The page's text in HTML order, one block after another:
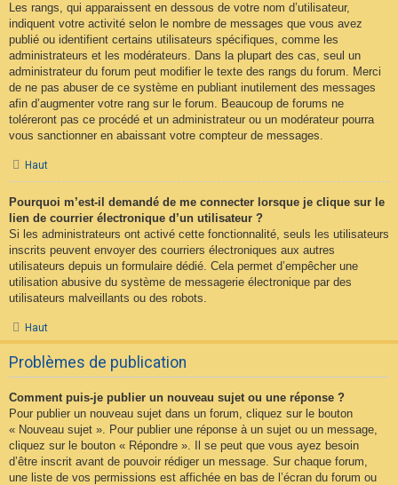
Les rangs, qui apparaissent en dessous de votre nom d’utilisateur,
indiquent votre activité selon le nombre de messages que vous avez
publié ou identifient certains utilisateurs spécifiques, comme les
administrateurs et les modérateurs. Dans la plupart des cas, seul un
administrateur du forum peut modifier le texte des rangs du forum. Merci
de ne pas abuser de ce système en publiant inutilement des messages
afin d’augmenter votre rang sur le forum. Beaucoup de forums ne
toléreront pas ce procédé et un administrateur ou un modérateur pourra
vous sanctionner en abaissant votre compteur de messages.
Haut
Pourquoi m’est-il demandé de me connecter lorsque je clique sur le
lien de courrier électronique d’un utilisateur ?
Si les administrateurs ont activé cette fonctionnalité, seuls les utilisateurs
inscrits peuvent envoyer des courriers électroniques aux autres
utilisateurs depuis un formulaire dédié. Cela permet d’empêcher une
utilisation abusive du système de messagerie électronique par des
utilisateurs malveillants ou des robots.
Haut
Problèmes de publication
Comment puis-je publier un nouveau sujet ou une réponse ?
Pour publier un nouveau sujet dans un forum, cliquez sur le bouton
« Nouveau sujet ». Pour publier une réponse à un sujet ou un message,
cliquez sur le bouton « Répondre ». Il se peut que vous ayez besoin
d’être inscrit avant de pouvoir rédiger un message. Sur chaque forum,
une liste de vos permissions est affichée en bas de l’écran du forum ou